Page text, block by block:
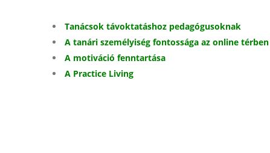
Tanácsok távoktatáshoz pedagógusoknak
A tanári személyiség fontossága az online térben
A motiváció fenntartása
A Practice Living